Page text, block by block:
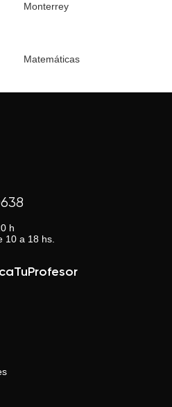
Monterrey
Matemáticas
h
10 a 18 hs.